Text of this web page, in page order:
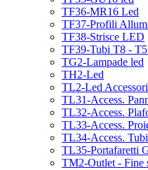
TF36-MR16 Led
TF37-Profili
TF38-Strisce LED
TF39-Tubi T8 -
TG2-Lampade led
TH2-Led
TL2-Led Accessori
TL31-Access.
TL32-Access.
TL33-Access.
TL34-Access.
TL35-Portafaretti
TM2-Outlet - Fine